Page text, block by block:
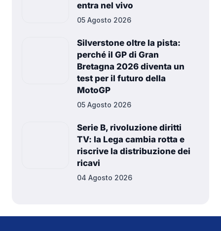
entra nel vivo
05 Agosto 2026
Silverstone oltre la pista:
perché il GP di Gran
Bretagna 2026 diventa un
test per il futuro della
MotoGP
05 Agosto 2026
Serie B, rivoluzione diritti
TV: la Lega cambia rotta e
riscrive la distribuzione dei
ricavi
04 Agosto 2026